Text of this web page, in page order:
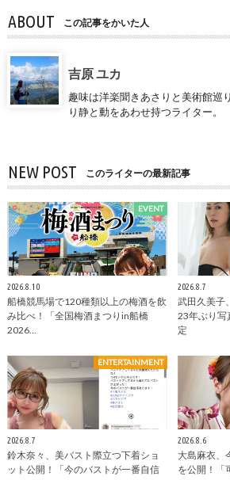
ABOUT この記事をかいた人
吉原 ユカ
趣味は洋楽聞きあさりと美術館巡
り静と動をあわせ持つライター。
NEW POST このライターの最新記事
EVENT
2026.8.10
船橋競馬場で120種類以上の梅酒を飲
み比べ！「全国梅酒まつりin船橋
2026…
2026.8.7
武田久美子
23年ぶり写
定
ENTERTAINMENT
2026.8.7
鈴木奈々、美バスト際立つ下着ショ
ット公開！「今のバストが一番自信
2026.8.6
大島麻衣、
を公開！「